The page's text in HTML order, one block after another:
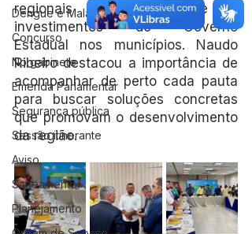
Dengue e Malária
Concurso
No gabinete
Emenda Parlamentar
Segurança pública
Sessão itinerante
Aviso
Saneamento
Planejamento
regionais nos territórios e os
investimentos do Governo
Estadual nos municípios. Naudo
Ribeiro destacou a importância de
acompanhar de perto cada pauta
para buscar soluções concretas
que promovam o desenvolvimento
da região.